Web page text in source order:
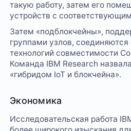
такую работу, затем его
устройств с
Затем «подблокчейны»,
группами узлов,
технологий совместимости
Команда IBM Research
«гибридом IoT и блокчейна».
Экономика
Исследовательская работа